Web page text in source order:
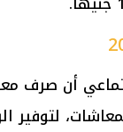
أن صرف
، لتوفير